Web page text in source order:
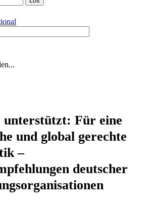
Für eine
und global gerechte
–
deutscher